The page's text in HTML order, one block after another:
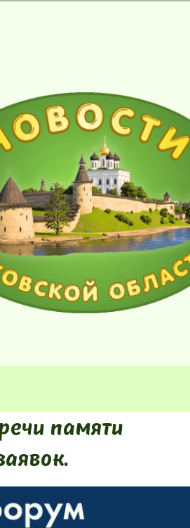
памяти